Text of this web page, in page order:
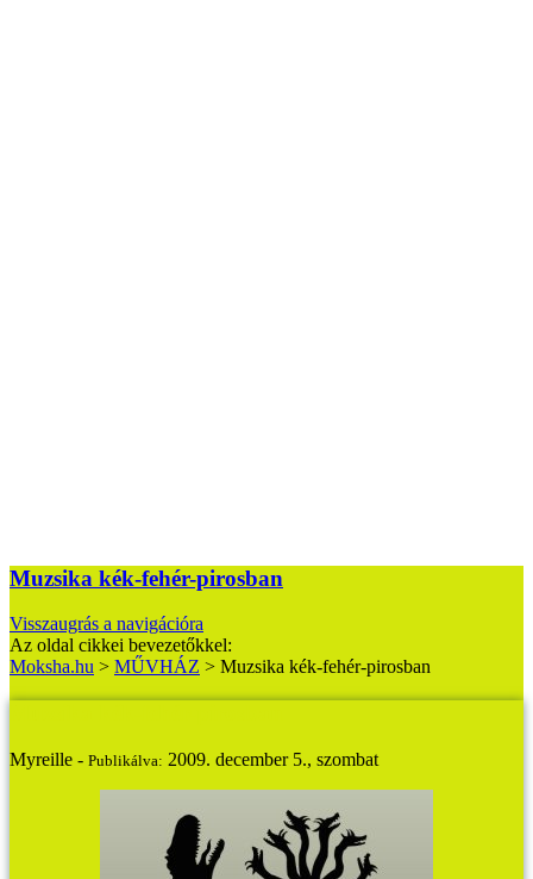
Muzsika kék-fehér-pirosban
Visszaugrás a navigációra
Az oldal cikkei bevezetőkkel:
Moksha.hu > MŰVHÁZ > Muzsika kék-fehér-pirosban
Myreille - Publikálva: 2009. december 5., szombat